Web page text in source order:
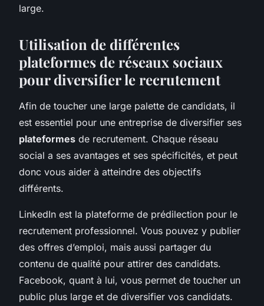
large.
Utilisation de différentes
plateformes de réseaux sociaux
pour diversifier le recrutement
Afin de toucher une large palette de candidats, il
est essentiel pour une entreprise de diversifier ses
plateformes de recrutement. Chaque réseau
social a ses avantages et ses spécificités, et peut
donc vous aider à atteindre des objectifs
différents.
LinkedIn est la plateforme de prédilection pour le
recrutement professionnel. Vous pouvez y publier
des offres d’emploi, mais aussi partager du
contenu de qualité pour attirer des candidats.
Facebook, quant à lui, vous permet de toucher un
public plus large et de diversifier vos candidats.